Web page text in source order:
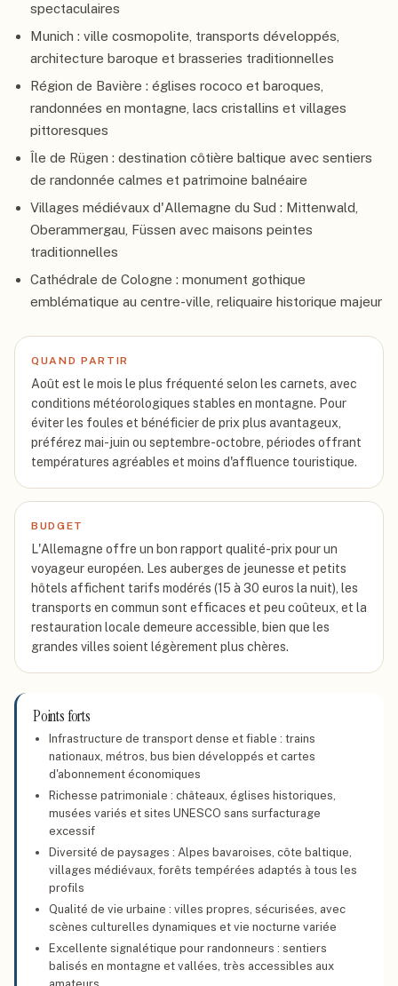
spectaculaires
Munich : ville cosmopolite, transports développés,
architecture baroque et brasseries traditionnelles
Région de Bavière : églises rococo et baroques,
randonnées en montagne, lacs cristallins et villages
pittoresques
Île de Rügen : destination côtière baltique avec sentiers
de randonnée calmes et patrimoine balnéaire
Villages médiévaux d'Allemagne du Sud : Mittenwald,
Oberammergau, Füssen avec maisons peintes
traditionnelles
Cathédrale de Cologne : monument gothique
emblématique au centre-ville, reliquaire historique majeur
QUAND PARTIR
Août est le mois le plus fréquenté selon les carnets, avec
conditions météorologiques stables en montagne. Pour
éviter les foules et bénéficier de prix plus avantageux,
préférez mai-juin ou septembre-octobre, périodes offrant
températures agréables et moins d'affluence touristique.
BUDGET
L'Allemagne offre un bon rapport qualité-prix pour un
voyageur européen. Les auberges de jeunesse et petits
hôtels affichent tarifs modérés (15 à 30 euros la nuit), les
transports en commun sont efficaces et peu coûteux, et la
restauration locale demeure accessible, bien que les
grandes villes soient légèrement plus chères.
Points forts
Infrastructure de transport dense et fiable : trains
nationaux, métros, bus bien développés et cartes
d'abonnement économiques
Richesse patrimoniale : châteaux, églises historiques,
musées variés et sites UNESCO sans surfacturage
excessif
Diversité de paysages : Alpes bavaroises, côte baltique,
villages médiévaux, forêts tempérées adaptés à tous les
profils
Qualité de vie urbaine : villes propres, sécurisées, avec
scènes culturelles dynamiques et vie nocturne variée
Excellente signalétique pour randonneurs : sentiers
balisés en montagne et vallées, très accessibles aux